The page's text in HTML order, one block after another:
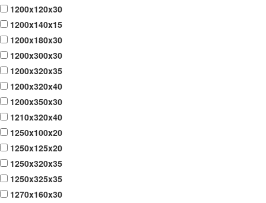
1200x120x30
1200x140x15
1200x180x30
1200x300x30
1200x320x35
1200x320x40
1200x350x30
1210x320x40
1250x100x20
1250x125x20
1250x320x35
1250x325x35
1270x160x30